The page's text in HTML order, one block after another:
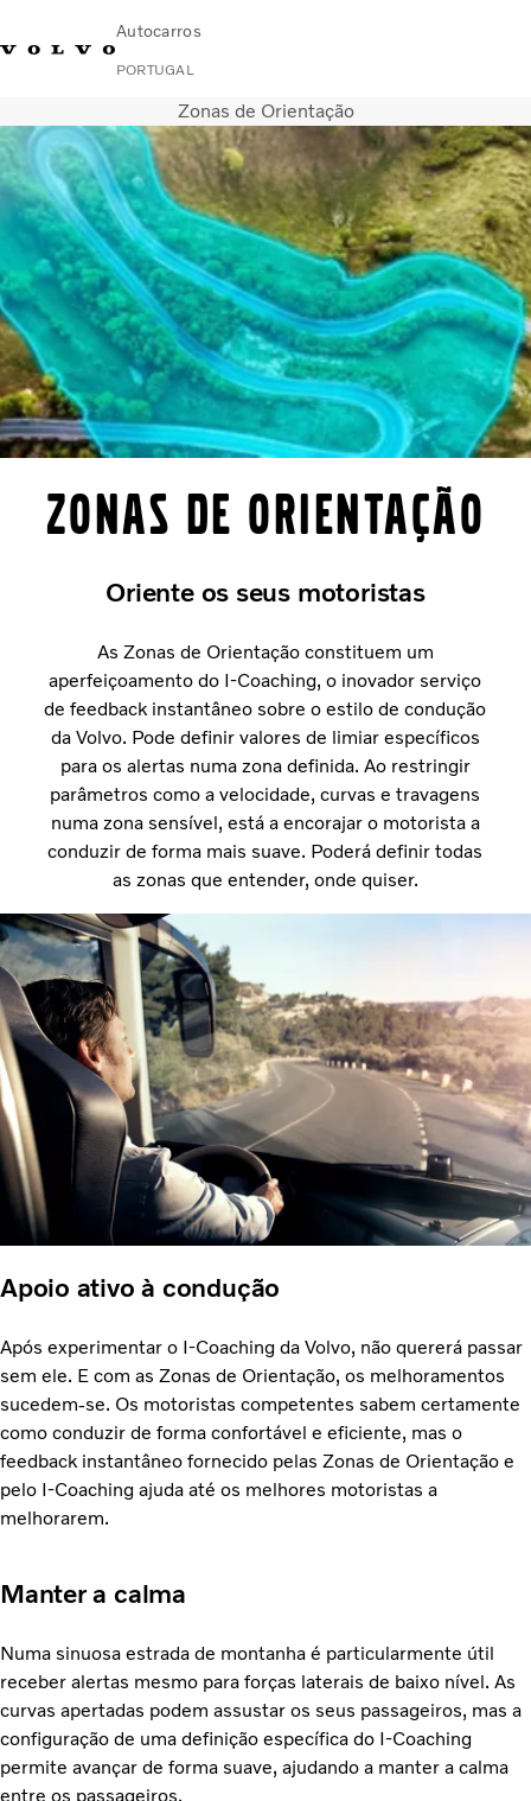
Autocarros
PORTUGAL
Contacte-nosEncontrar concessionário
Urbanos e intercidades
Autocarros de turismo
Serviços
Porquê a Volvo?
Notícias E Histórias
Contacto
Zonas de Orientação
Zonas de Orientação
Oriente os seus motoristas
As Zonas de Orientação constituem um
aperfeiçoamento do I-Coaching, o inovador serviço
de feedback instantâneo sobre o estilo de condução
da Volvo. Pode definir valores de limiar específicos
para os alertas numa zona definida. Ao restringir
parâmetros como a velocidade, curvas e travagens
numa zona sensível, está a encorajar o motorista a
conduzir de forma mais suave. Poderá definir todas
as zonas que entender, onde quiser.
Apoio ativo à condução
Após experimentar o I-Coaching da Volvo, não quererá passar
sem ele. E com as Zonas de Orientação, os melhoramentos
sucedem-se. Os motoristas competentes sabem certamente
como conduzir de forma confortável e eficiente, mas o
feedback instantâneo fornecido pelas Zonas de Orientação e
pelo I-Coaching ajuda até os melhores motoristas a
melhorarem.
Manter a calma
Numa sinuosa estrada de montanha é particularmente útil
receber alertas mesmo para forças laterais de baixo nível. As
curvas apertadas podem assustar os seus passageiros, mas a
configuração de uma definição específica do I-Coaching
permite avançar de forma suave, ajudando a manter a calma
entre os passageiros.